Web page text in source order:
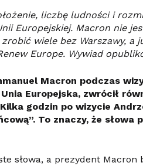
liczbę ludności i
Europejskiej. Macron nie
wiele bez Warszawy, a
Europe. Wywiad
Macron podczas
Europejska, zwrócił
godzin po wizycie
To znaczy, że słowa
słowa, a prezydent